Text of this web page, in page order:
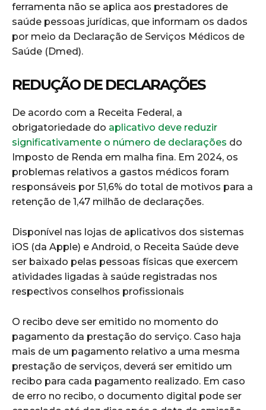
ferramenta não se aplica aos prestadores de
saúde pessoas jurídicas, que informam os dados
por meio da Declaração de Serviços Médicos de
Saúde (Dmed).
REDUÇÃO DE DECLARAÇÕES
De acordo com a Receita Federal, a
obrigatoriedade do aplicativo deve reduzir
significativamente o número de declarações do
Imposto de Renda em malha fina. Em 2024, os
problemas relativos a gastos médicos foram
responsáveis por 51,6% do total de motivos para a
retenção de 1,47 milhão de declarações.
Disponível nas lojas de aplicativos dos sistemas
iOS (da Apple) e Android, o Receita Saúde deve
ser baixado pelas pessoas físicas que exercem
atividades ligadas à saúde registradas nos
respectivos conselhos profissionais
O recibo deve ser emitido no momento do
pagamento da prestação do serviço. Caso haja
mais de um pagamento relativo a uma mesma
prestação de serviços, deverá ser emitido um
recibo para cada pagamento realizado. Em caso
de erro no recibo, o documento digital pode ser